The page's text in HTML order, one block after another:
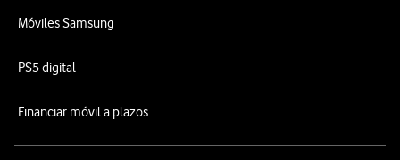
Móviles Samsung
PS5 digital
Financiar móvil a plazos